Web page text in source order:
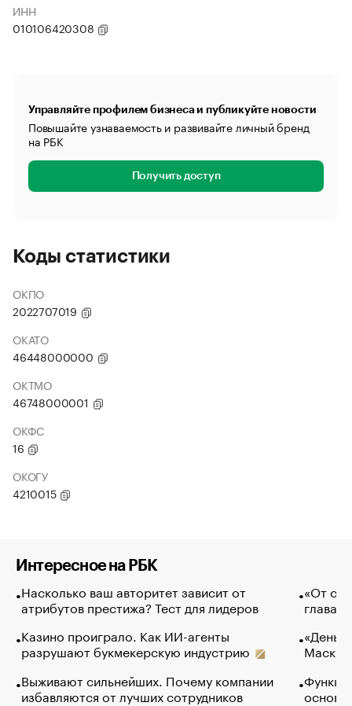
ИНН
010106420308
Управляйте профилем бизнеса и публикуйте новости
Повышайте узнаваемость и развивайте личный бренд
на РБК
Получить доступ
Коды статистики
ОКПО
2022707019
ОКАТО
46448000000
ОКТМО
46748000001
ОКФС
16
ОКОГУ
4210015
Интересное на РБК
Насколько ваш авторитет зависит от
атрибутов престижа? Тест для лидеров
Казино проиграло. Как ИИ-агенты
разрушают букмекерскую индустрию
Выживают сильнейших. Почему компании
избавляются от лучших сотрудников
«От
глава
Маск в
основ